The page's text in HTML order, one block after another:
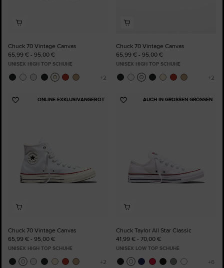
Chuck 70 Vintage Canvas
65,99 € - 95,00 €
UNISEX HIGH TOP SCHUHE
Chuck 70 Vintage Canvas
65,99 € - 95,00 €
UNISEX HIGH TOP SCHUHE
ONLINE-EXKLUSIVANGEBOT
Zu
Chuck 70 Vintage Canvas
65,99 € - 95,00 €
UNISEX HIGH TOP SCHUHE
AUCH IN GROSSEN GRÖSSEN
Zu
Chuck Taylor All Star Classic
41,99 € - 70,00 €
UNISEX LOW TOP SCHUHE